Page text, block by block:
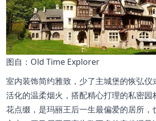
图自：Old Time Explorer
室内装饰简约雅致，少了主城堡的恢弘仪
活化的温柔烟火，搭配精心打理的私密园
花点缀，是玛丽王后一生最偏爱的居所，